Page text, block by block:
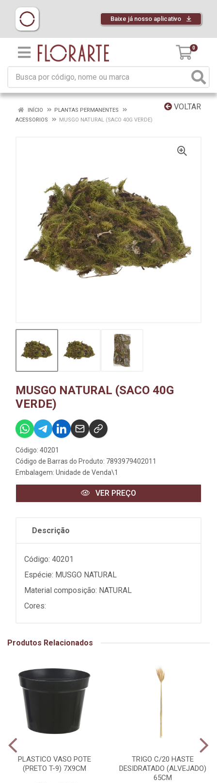
Baixe já nosso aplicativo
0
VOLTAR
INÍCIO
PLANTAS PERMANENTES
ACESSORIOS
MUSGO NATURAL (SACO 40G VERDE)
MUSGO NATURAL (SACO 40G
VERDE)
Código: 40201
Código de Barras do Produto: 7893979402011
Embalagem: Unidade de Venda\1
VER PREÇO
Descrição
Código: 40201
Espécie: MUSGO NATURAL
Material composição: NATURAL
Cores:
Produtos Relacionados
PLASTICO VASO POTE
(PRETO T-9) 7X9CM
TRIGO C/20 HASTE
DESIDRATADO (ALVEJADO)
65CM